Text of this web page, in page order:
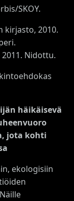
SKOY.
kirjasto, 2010.
2011. Nidottu.
häikäisevä
jota kohti
ekologisiin